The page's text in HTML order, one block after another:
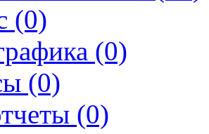
(0)
(0)
(0)
(0)